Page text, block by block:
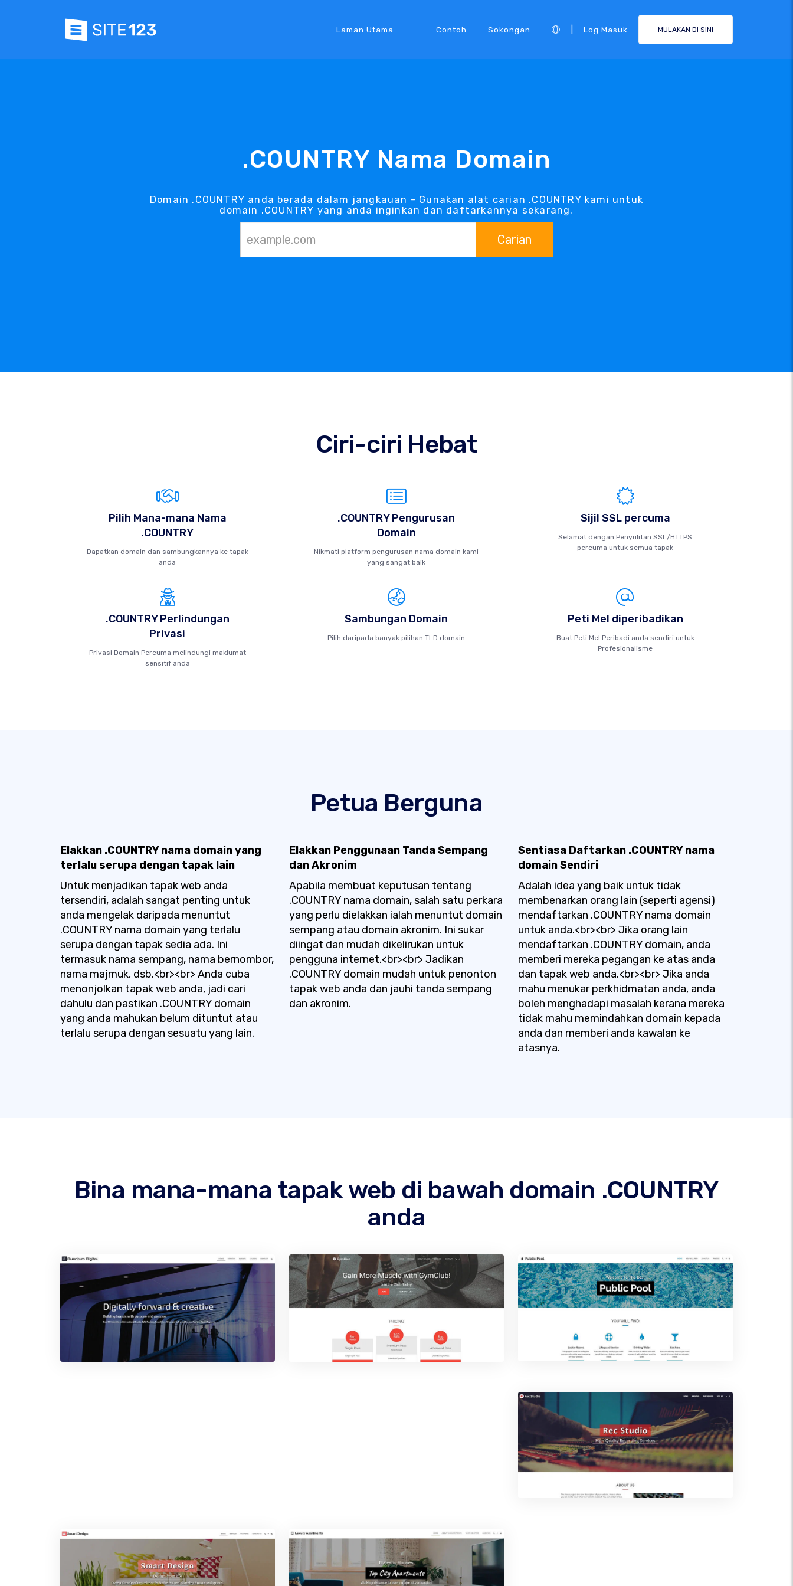
Laman Utama Contoh Sokongan Log Masuk MULAKAN DI SINI
.COUNTRY Nama Domain
Domain .COUNTRY anda berada dalam jangkauan - Gunakan alat carian .COUNTRY kami untuk
domain .COUNTRY yang anda inginkan dan daftarkannya sekarang.
Carian
Ciri-ciri Hebat
Pilih Mana-mana Nama
.COUNTRY
Dapatkan domain dan sambungkannya ke tapak
anda
.COUNTRY Pengurusan
Domain
Nikmati platform pengurusan nama domain kami
yang sangat baik
Sijil SSL percuma
Selamat dengan Penyulitan SSL/HTTPS
percuma untuk semua tapak
.COUNTRY Perlindungan
Privasi
Privasi Domain Percuma melindungi maklumat
sensitif anda
Sambungan Domain
Pilih daripada banyak pilihan TLD domain
Peti Mel diperibadikan
Buat Peti Mel Peribadi anda sendiri untuk
Profesionalisme
Petua Berguna
Elakkan .COUNTRY nama domain yang
terlalu serupa dengan tapak lain
Untuk menjadikan tapak web anda
tersendiri, adalah sangat penting untuk
anda mengelak daripada menuntut
.COUNTRY nama domain yang terlalu
serupa dengan tapak sedia ada. Ini
termasuk nama sempang, nama bernombor,
nama majmuk, dsb.<br><br> Anda cuba
menonjolkan tapak web anda, jadi cari
dahulu dan pastikan .COUNTRY domain
yang anda mahukan belum dituntut atau
terlalu serupa dengan sesuatu yang lain.
Elakkan Penggunaan Tanda Sempang
dan Akronim
Apabila membuat keputusan tentang
.COUNTRY nama domain, salah satu perkara
yang perlu dielakkan ialah menuntut domain
sempang atau domain akronim. Ini sukar
diingat dan mudah dikelirukan untuk
pengguna internet.<br><br> Jadikan
.COUNTRY domain mudah untuk penonton
tapak web anda dan jauhi tanda sempang
dan akronim.
Sentiasa Daftarkan .COUNTRY nama
domain Sendiri
Adalah idea yang baik untuk tidak
membenarkan orang lain (seperti agensi)
mendaftarkan .COUNTRY nama domain
untuk anda.<br><br> Jika orang lain
mendaftarkan .COUNTRY domain, anda
memberi mereka pegangan ke atas anda
dan tapak web anda.<br><br> Jika anda
mahu menukar perkhidmatan anda, anda
boleh menghadapi masalah kerana mereka
tidak mahu memindahkan domain kepada
anda dan memberi anda kawalan ke
atasnya.
Bina mana-mana tapak web di bawah domain .COUNTRY
anda